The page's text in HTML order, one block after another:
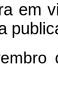
em